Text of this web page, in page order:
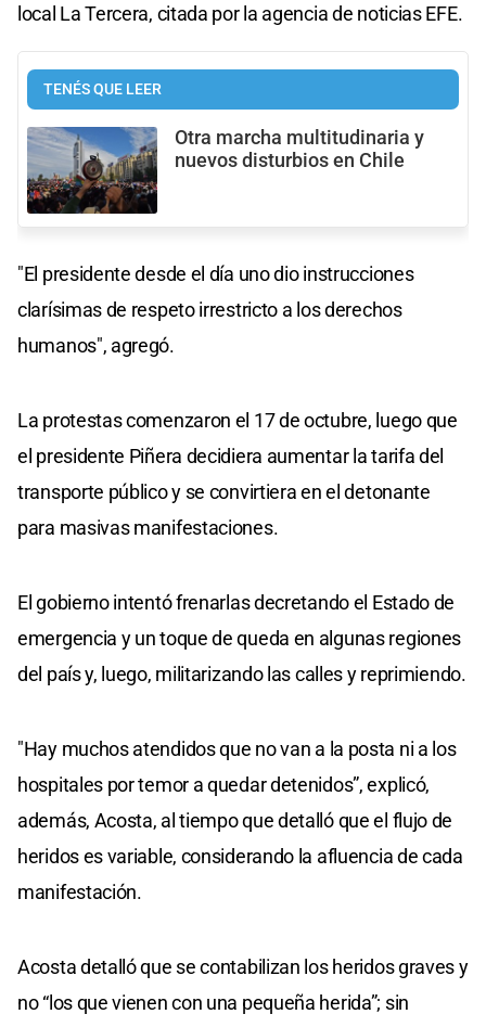
local La Tercera, citada por la agencia de noticias EFE.
TENÉS QUE LEER
Otra marcha multitudinaria y
nuevos disturbios en Chile
"El presidente desde el día uno dio instrucciones
clarísimas de respeto irrestricto a los derechos
humanos", agregó.
La protestas comenzaron el 17 de octubre, luego que
el presidente Piñera decidiera aumentar la tarifa del
transporte público y se convirtiera en el detonante
para masivas manifestaciones.
El gobierno intentó frenarlas decretando el Estado de
emergencia y un toque de queda en algunas regiones
del país y, luego, militarizando las calles y reprimiendo.
"Hay muchos atendidos que no van a la posta ni a los
hospitales por temor a quedar detenidos”, explicó,
además, Acosta, al tiempo que detalló que el flujo de
heridos es variable, considerando la afluencia de cada
manifestación.
Acosta detalló que se contabilizan los heridos graves y
no “los que vienen con una pequeña herida”; sin